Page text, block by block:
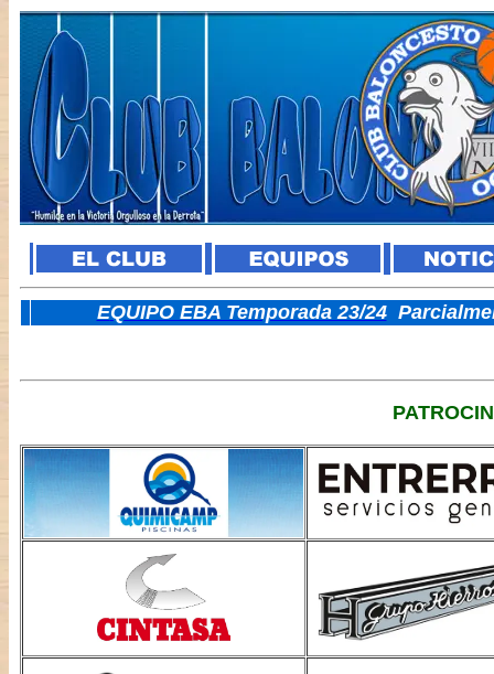
EQUIPO EBA Temporada 23/24